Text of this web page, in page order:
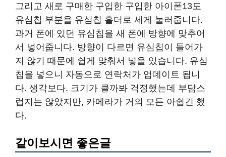
그리고 새로 구매한 구입한 구입한 아이폰13도
유심칩 부분을 유심칩 홀더로 세게 눌러줍니다.
과거 폰에 있던 유심칩을 새 폰에 방향에 맞추어
서 넣어줍니다. 방향이 다르면 유심칩이 들어가
지 않기 때문에 쉽게 맞춰서 넣을 있습니다. 유심
칩을 넣으니 자동으로 연락처가 업데이트 됩니
다. 생각보다. 크기가 클까봐 걱정했는데 부담스
럽지는 않았지만, 카메라가 거의 모든 아쉽긴 했
다.
같이보시면 좋은글